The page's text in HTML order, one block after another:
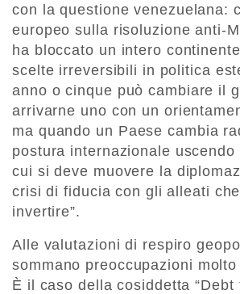
con la questione venezuelana:
europeo sulla risoluzione anti-
ha bloccato un intero
scelte irreversibili in politica
anno o cinque può cambiare il
arrivarne uno con un
ma quando un Paese cambia
postura internazionale
cui si deve muovere la
crisi di fiducia con gli alleati
invertire”.
Alle valutazioni di respiro
sommano preoccupazioni
È il caso della cosiddetta “Debt